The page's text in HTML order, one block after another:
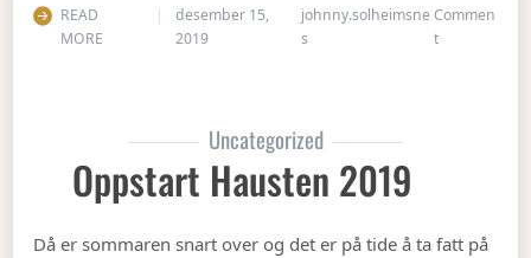
READ
MORE
desember 15,
2019
johnny.solheimsne
s
Commen
ton
Uncategorized
Oppstart Hausten 2019
Då er sommaren snart over og det er på tide å ta fatt på